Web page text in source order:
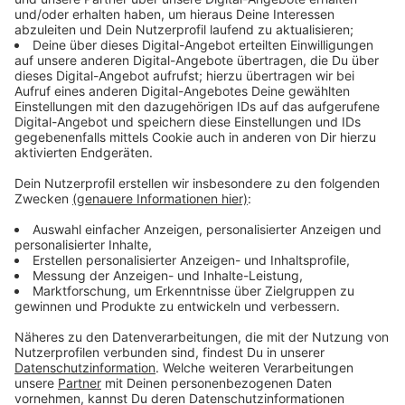
mehr finden. Zwischenzeitlich hätten auch Anwohner
evakuiert werden müssen. Die Statik des betroffenen
Gebäudes sei aber stabil. Die Bankfiliale dagegen sei
stark beschädigt. Wie hoch der Schaden ist, konnte
die Polizei noch nicht klären.
Rheinbahn macht große Verluste
vorgestellt. Das Unternehmen schließt das
Geschäftsjahr mit einem Minus von über 100 Millionen
Euro ab. Gründe dafür sieht das Unternehmen in den
Besonderheiten des vergangenen Jahres. Demnach
hätten die Nachwirkungen der Corona-Pandemie und
das Neun-Euro Ticket für Einnahme-Verluste gesorgt,
Ukraine und die folgende Inflation zu erhöhten Kosten.
Die finanzielle Situation im ÖPNV werde auch in der
Zukunft angespannt bleiben, sagt die Rheinbahn.